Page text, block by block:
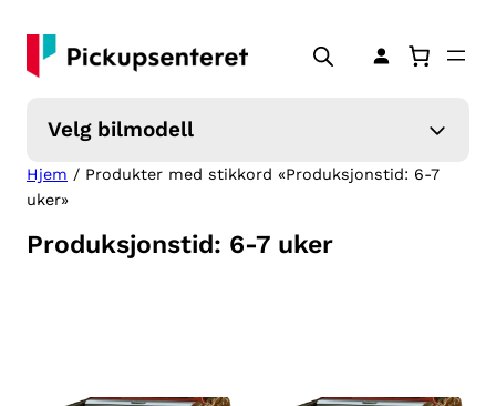
innhold
Velg bilmodell
Hjem / Produkter med stikkord «Produksjonstid: 6-7
uker»
Produksjonstid: 6-7 uker